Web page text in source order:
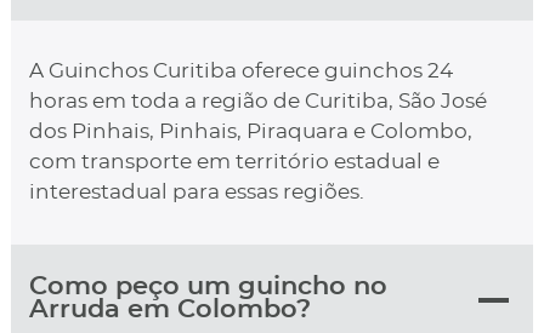
A Guinchos Curitiba oferece guinchos 24
horas em toda a região de Curitiba, São José
dos Pinhais, Pinhais, Piraquara e Colombo,
com transporte em território estadual e
interestadual para essas regiões.
Como peço um guincho no
Arruda em Colombo?